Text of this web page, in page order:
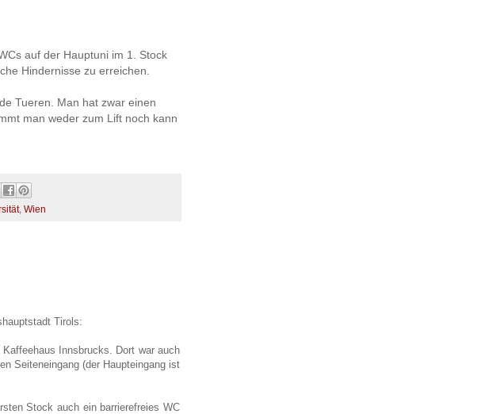
auf der Hauptuni im 1. Stock
Hindernisse zu erreichen.
Tueren. Man hat zwar einen
man weder zum Lift noch kann
, Wien
Tirols:
Innsbrucks. Dort war auch
Seiteneingang (der Haupteingang ist
Stock auch ein barrierefreies WC